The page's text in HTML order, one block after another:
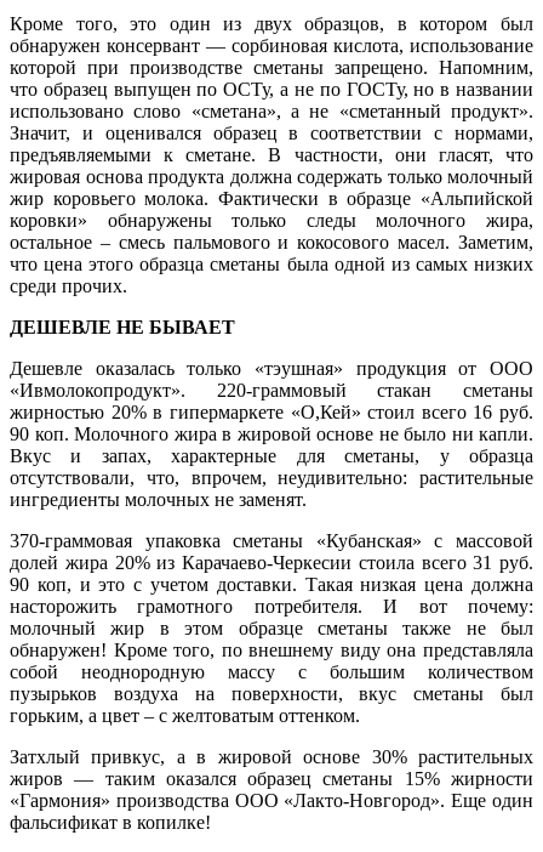
Кроме того, это один из двух образцов, в котором был
обнаружен консервант — сорбиновая кислота, использование
которой при производстве сметаны запрещено. Напомним,
что образец выпущен по ОСТу, а не по ГОСТу, но в названии
использовано слово «сметана», а не «сметанный продукт».
Значит, и оценивался образец в соответствии с нормами,
предъявляемыми к сметане. В частности, они гласят, что
жировая основа продукта должна содержать только молочный
жир коровьего молока. Фактически в образце «Альпийской
коровки» обнаружены только следы молочного жира,
остальное – смесь пальмового и кокосового масел. Заметим,
что цена этого образца сметаны была одной из самых низких
среди прочих.
ДЕШЕВЛЕ НЕ БЫВАЕТ
Дешевле оказалась только «тэушная» продукция от ООО
«Ивмолокопродукт». 220-граммовый стакан сметаны
жирностью 20% в гипермаркете «О,Кей» стоил всего 16 руб.
90 коп. Молочного жира в жировой основе не было ни капли.
Вкус и запах, характерные для сметаны, у образца
отсутствовали, что, впрочем, неудивительно: растительные
ингредиенты молочных не заменят.
370-граммовая упаковка сметаны «Кубанская» с массовой
долей жира 20% из Карачаево-Черкесии стоила всего 31 руб.
90 коп, и это с учетом доставки. Такая низкая цена должна
насторожить грамотного потребителя. И вот почему:
молочный жир в этом образце сметаны также не был
обнаружен! Кроме того, по внешнему виду она представляла
собой неоднородную массу с большим количеством
пузырьков воздуха на поверхности, вкус сметаны был
горьким, а цвет – с желтоватым оттенком.
Затхлый привкус, а в жировой основе 30% растительных
жиров — таким оказался образец сметаны 15% жирности
«Гармония» производства ООО «Лакто-Новгород». Еще один
фальсификат в копилке!